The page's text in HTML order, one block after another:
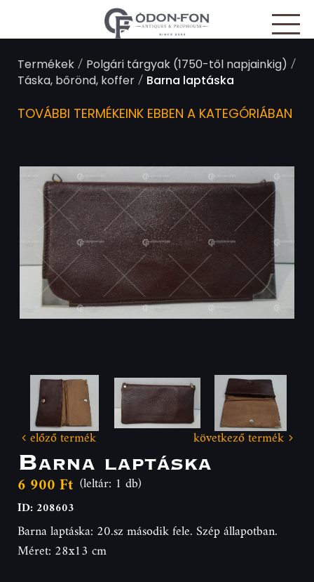
Termékek/ Polgári tárgyak (1750-től napjainkig) /
Táska, bőrönd, koffer/ Barna laptáska
TOVÁBBI TERMÉKEINK EBBEN A KATEGÓRIÁBAN
előző termék következő termék
Barna laptáska
6 900 Ft (leltár: 1 db)
ID: 208603
Barna laptáska: 20.sz második fele. Szép állapotban.
Méret: 28x13 cm